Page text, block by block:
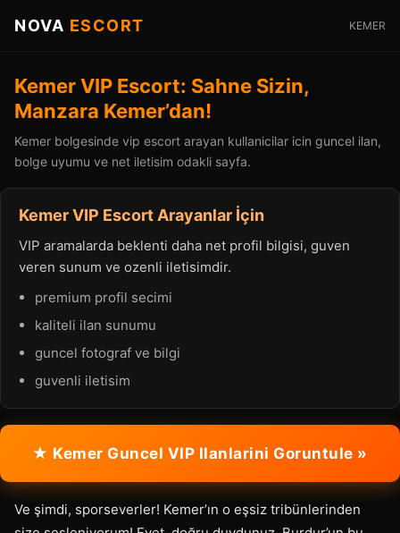
NOVA ESCORT KEMER
Kemer VIP Escort: Sahne Sizin,
Manzara Kemer’dan!
Kemer bolgesinde vip escort arayan kullanicilar icin guncel ilan,
bolge uyumu ve net iletisim odakli sayfa.
Kemer VIP Escort Arayanlar İçin
VIP aramalarda beklenti daha net profil bilgisi, guven
veren sunum ve ozenli iletisimdir.
premium profil secimi
kaliteli ilan sunumu
guncel fotograf ve bilgi
guvenli iletisim
★ Kemer Guncel VIP Ilanlarini Goruntule »
Ve şimdi, sporseverler! Kemer’ın o eşsiz tribünlerinden